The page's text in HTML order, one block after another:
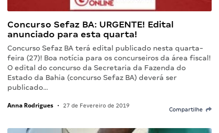
Concurso Sefaz BA: URGENTE! Edital
anunciado para esta quarta!
Concurso Sefaz BA terá edital publicado nesta quarta-
feira (27)! Boa notícia para os concurseiros da área fiscal!
O edital do concurso da Secretaria da Fazenda do
Estado da Bahia (concurso Sefaz BA) deverá ser
publicado…
Anna Rodrigues • 27 de Fevereiro de 2019
Compartilhe